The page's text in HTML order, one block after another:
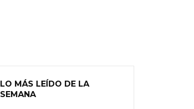
LO MÁS LEÍDO DE LA
SEMANA